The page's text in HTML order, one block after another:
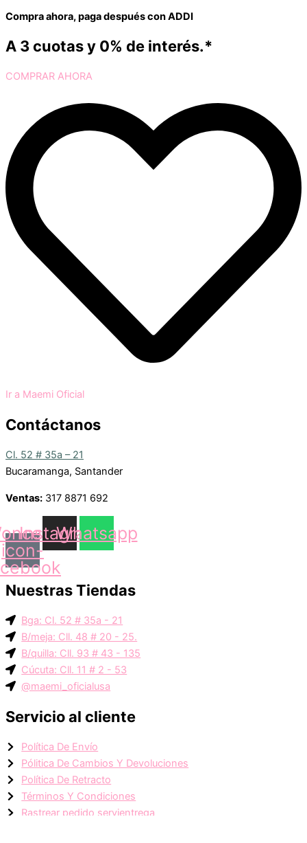
Compra ahora, paga después con ADDI
A 3 cuotas y 0% de interés.*
COMPRAR AHORA
Ir a Maemi Oficial
Contáctanos
Cl. 52 # 35a – 21
Bucaramanga, Santander
Ventas: 317 8871 692
icon-
Instagram
Whatsapp
Nuestras Tiendas
Bga: Cl. 52 # 35a - 21
B/meja: Cll. 48 # 20 - 25.
B/quilla: Cll. 93 # 43 - 135
Cúcuta: Cll. 11 # 2 - 53
@maemi_oficialusa
Servicio al cliente
Política De Envío
Pólitica De Cambios Y Devoluciones
Política De Retracto
Términos Y Condiciones
Rastrear pedido servientrega